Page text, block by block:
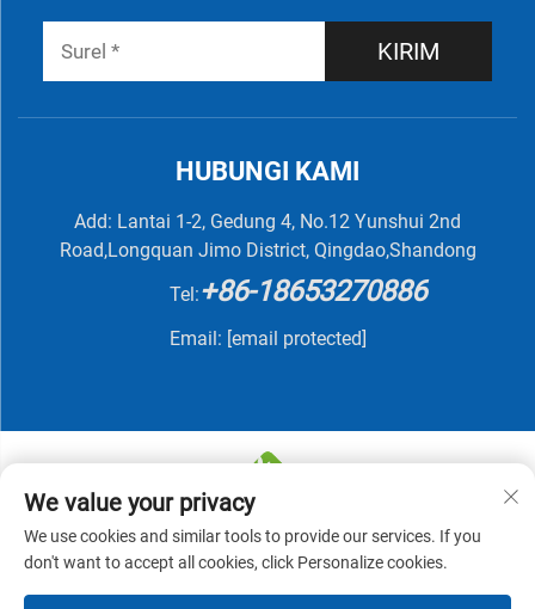
KIRIM
HUBUNGI KAMI
Add: Lantai 1-2, Gedung 4, No.12 Yunshui 2nd
Road,Longquan Jimo District, Qingdao,Shandong
Tel:+86-18653270886
Email: [email protected]
Hak Cipta © 2025 oleh QINGDAO NUTRIVIT BIOTECH
CO., LTD - Kebijakan Privasi
We value your privacy
We use cookies and similar tools to provide our services. If you
don't want to accept all cookies, click Personalize cookies.